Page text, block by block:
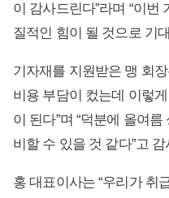
이 감사드린다”라며 “이번
질적인 힘이 될 것으로 기
기자재를 지원받은 맹 회
비용 부담이 컸는데 이렇
이 된다”며 “덕분에 올여
비할 수 있을 것 같다”고
홍 대표이사는 “우리가 취